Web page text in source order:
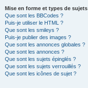
Mise en forme et types de sujets
Que sont les BBCodes ?
Puis-je utiliser le HTML ?
Que sont les smileys ?
Puis-je publier des images ?
Que sont les annonces globales ?
Que sont les annonces ?
Que sont les sujets épinglés ?
Que sont les sujets verrouillés ?
Que sont les icônes de sujet ?